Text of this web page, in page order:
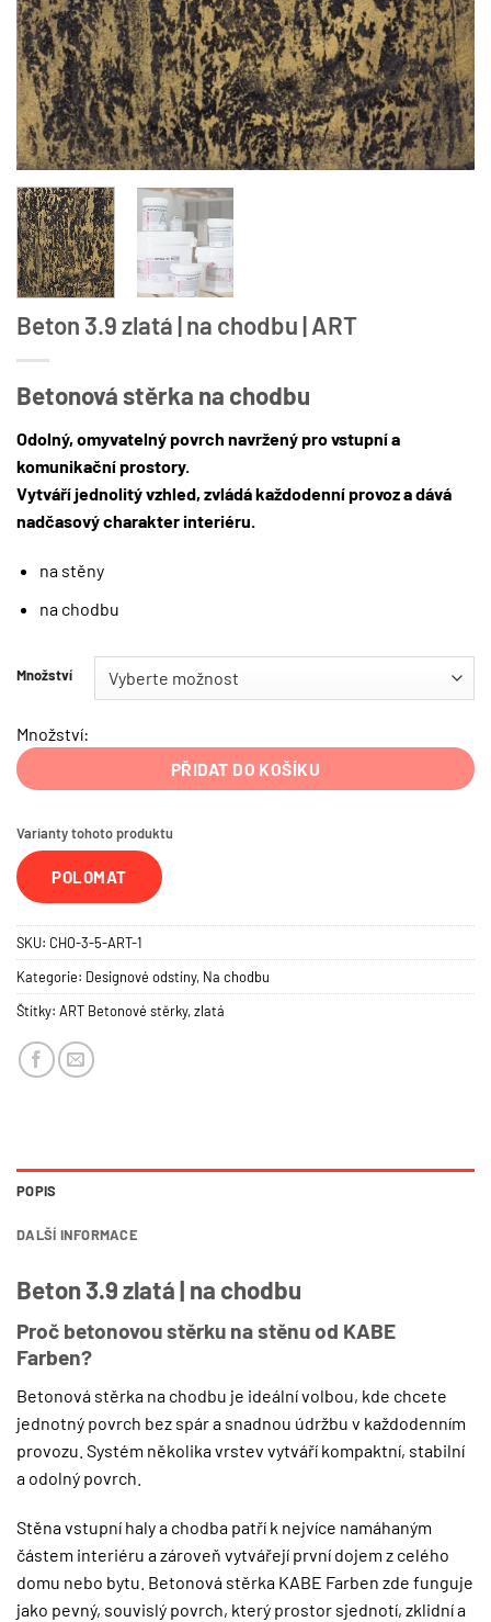
Beton 3.9 zlatá | na chodbu | ART
Betonová stěrka na chodbu
Odolný, omyvatelný povrch navržený pro vstupní a
komunikační prostory.
Vytváří jednolitý vzhled, zvládá každodenní provoz a dává
nadčasový charakter interiéru.
na stěny
na chodbu
Množství
Množství:
PŘIDAT DO KOŠÍKU
Varianty tohoto produktu
POLOMAT
SKU: CHO-3-5-ART-1
Kategorie: Designové odstíny, Na chodbu
Štítky: ART Betonové stěrky,zlatá
POPIS
DALŠÍ INFORMACE
Beton 3.9 zlatá | na chodbu
Proč betonovou stěrku na stěnu od KABE
Farben?
Betonová stěrka na chodbu je ideální volbou, kde chcete
jednotný povrch bez spár a snadnou údržbu v každodenním
provozu. Systém několika vrstev vytváří kompaktní, stabilní
a odolný povrch.
Stěna vstupní haly a chodba patří k nejvíce namáhaným
částem interiéru a zároveň vytvářejí první dojem z celého
domu nebo bytu. Betonová stěrka KABE Farben zde funguje
jako pevný, souvislý povrch, který prostor sjednotí, zklidní a